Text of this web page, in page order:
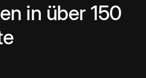
in über 150